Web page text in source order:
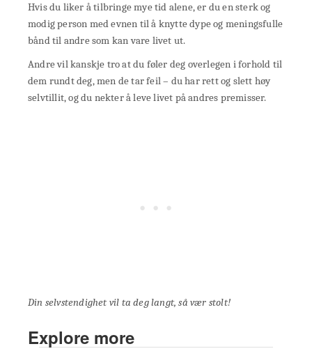
Hvis du liker å tilbringe mye tid alene, er du en sterk og
modig person med evnen til å knytte dype og meningsfulle
bånd til andre som kan vare livet ut.
Andre vil kanskje tro at du føler deg overlegen i forhold til
dem rundt deg, men de tar feil – du har rett og slett høy
selvtillit, og du nekter å leve livet på andres premisser.
Din selvstendighet vil ta deg langt, så vær stolt!
Explore more